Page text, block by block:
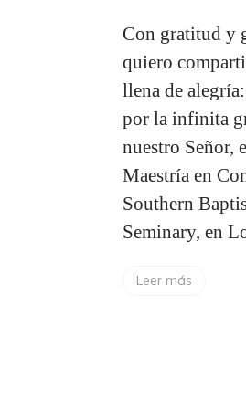
Con gratitud y
quiero
llena de
por la infinita
nuestro Señor,
Maestría en
Southern
Seminary, en
Leer más